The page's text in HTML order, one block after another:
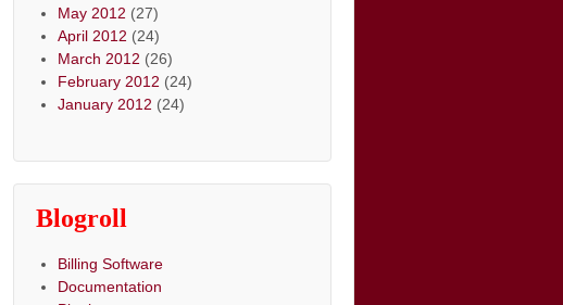
May 2012 (27)
April 2012 (24)
March 2012 (26)
February 2012 (24)
January 2012 (24)
Blogroll
Billing Software
Documentation